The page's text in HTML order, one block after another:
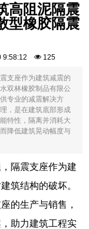
高阻泥隔震
型橡胶隔震
9:58:12 125
支座作为建筑减震的
双林橡胶制品有限公
专业的减震解决方
，是在建筑底部形成
特性，隔离并消耗大
降低建筑晃动幅度与
隔震支座作为建
筑结构的破坏。
的生产与销售，
助力建筑工程实